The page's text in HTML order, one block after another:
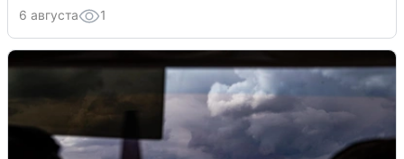
6 августа 1